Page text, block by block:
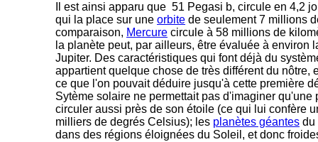
Il est ainsi apparu que 51 Pegasi b, circule en 4,2
qui la place sur une orbite de seulement 7 millions
comparaison, Mercure circule à 58 millions de
la planète peut, par ailleurs, être évaluée à environ
Jupiter. Des caractéristiques qui font déjà du
appartient quelque chose de très différent du nôtre,
ce que l'on pouvait déduire jusqu'à cette première
Sytème solaire ne permettait pas d'imaginer qu'une
circuler aussi près de son étoile (ce qui lui confère
milliers de degrés Celsius); les planètes géantes du
dans des régions éloignées du Soleil, et donc